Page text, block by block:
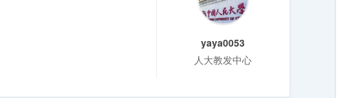
yaya0053
人大教发中心